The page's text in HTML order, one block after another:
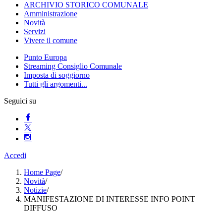
ARCHIVIO STORICO COMUNALE
Amministrazione
Novità
Servizi
Vivere il comune
Punto Europa
Streaming Consiglio Comunale
Imposta di soggiorno
Tutti gli argomenti...
Seguici su
Accedi
Home Page/
Novità/
Notizie/
MANIFESTAZIONE DI INTERESSE INFO POINT
DIFFUSO